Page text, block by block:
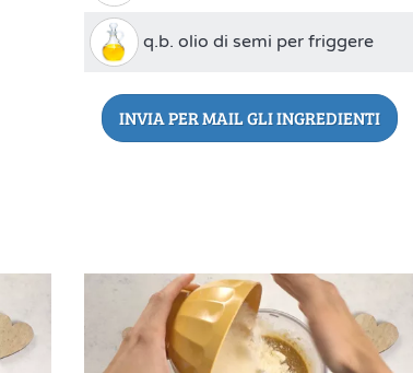
q.b. olio di semi per friggere
INVIA PER MAIL GLI INGREDIENTI